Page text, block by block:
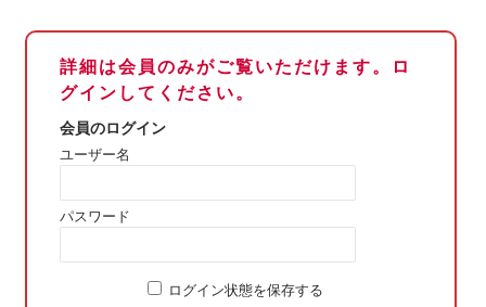
詳細は会員のみがご覧いただけます。ロ
グインしてください。
会員のログイン
ユーザー名
パスワード
ログイン状態を保存する